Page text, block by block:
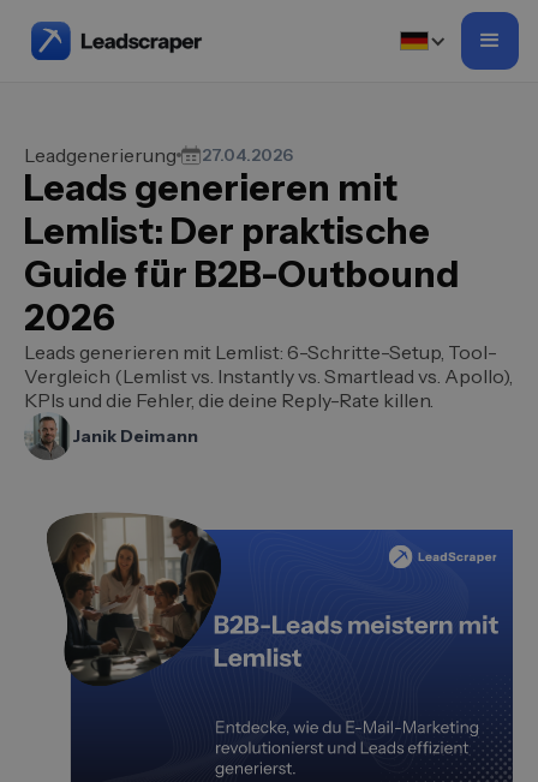
Leadgenerierung 27.04.2026
Leads generieren mit
Lemlist: Der praktische
Guide für B2B-Outbound
2026
Leads generieren mit Lemlist: 6-Schritte-Setup, Tool-
Vergleich (Lemlist vs. Instantly vs. Smartlead vs. Apollo),
KPIs und die Fehler, die deine Reply-Rate killen.
Janik Deimann